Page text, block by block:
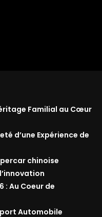
Familial au Cœur
d’une Expérience de
chinoise
: Au Coeur de
Automobile